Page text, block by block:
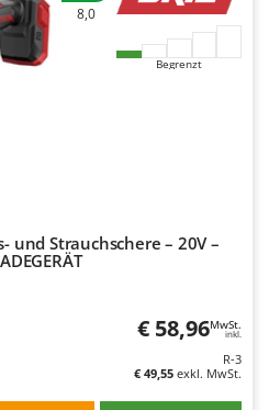
8,0
Begrenzt
und Strauchschere – 20V –
€ 58,96MwSt.
inkl.
R-3
€ 49,55 exkl. MwSt.